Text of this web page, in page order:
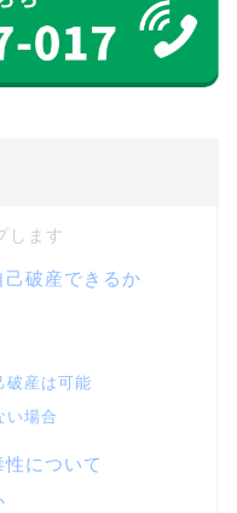
破産できるか
破産は可能
い場合
について